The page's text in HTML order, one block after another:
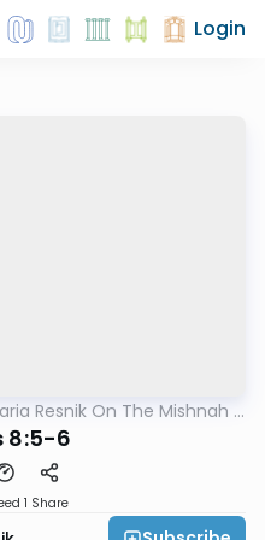
Login
Resnik On The Mishnah -
8:5-6
1 Share